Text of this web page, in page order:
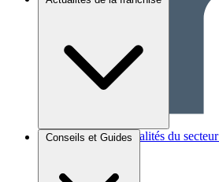
Brèves et actus Actualités du secteur
Conseils et Guides